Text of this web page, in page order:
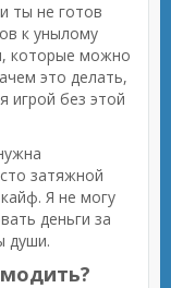
ты не готов
к унылому
которые можно
это делать,
игрой без этой
затяжной
Я не могу
деньги за
души.